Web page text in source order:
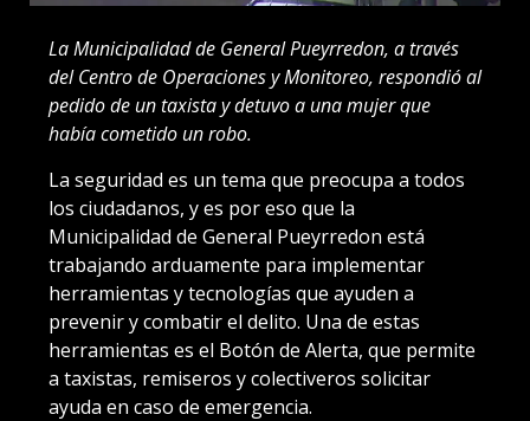
La Municipalidad de General Pueyrredon, a través
del Centro de Operaciones y Monitoreo, respondió al
pedido de un taxista y detuvo a una mujer que
había cometido un robo.
La seguridad es un tema que preocupa a todos
los ciudadanos, y es por eso que la
Municipalidad de General Pueyrredon está
trabajando arduamente para implementar
herramientas y tecnologías que ayuden a
prevenir y combatir el delito. Una de estas
herramientas es el Botón de Alerta, que permite
a taxistas, remiseros y colectiveros solicitar
ayuda en caso de emergencia.